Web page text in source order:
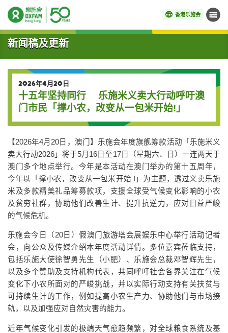
香港乐施会 菜单
开始主要内容
新闻稿及更新
2026年4月20日
十五年坚持同行 乐施米义卖大行动呼吁澳
门市民「撑小农，改变从一包米开始!」
【2026年4月20日，澳门】乐施会年度旗舰筹款活动「乐施米义
卖大行动2026」将于5月16日至17日（星期六、日）一连两天于
澳门多个地点举行。今年是本活动在澳门举办的第十五周年，
今年以「撑小农，改变从一包米开始 !」为主题，透过义卖乐施
米及多款精美礼品筹募款项，支援全球受气候变化影响的小农
及贫穷社群，协助他们改善生计、提升抗逆力，应对日益严峻
的气候危机。
乐施会今日（20日）假澳门旅游塔会展娱乐中心举行活动记者
会，向公众及传媒介绍本年度活动详情。多位嘉宾莅临支持，
包括乐施大使徐智勇先生（小肥）、乐施会总裁邓智辉先生，
以及多个赞助及支持机构代表，共同呼吁社会各界关注在气候
变化下小农所面对的严峻挑战，并以实际行动支持有关扶贫与
可持续生计的工作，例如提高小农生产力、协助他们与市场接
轨，以及加强应对自然灾害的能力。
近年气候变化引发的极端天气愈趋频繁，对全球粮食系统及基